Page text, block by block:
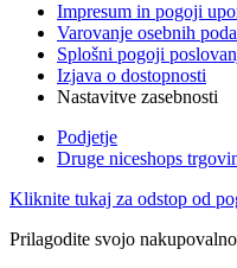
Impresum in pogoji
Varovanje osebnih
Splošni pogoji
Izjava o dostopnosti
Nastavitve zasebnosti
Podjetje
Druge niceshops
Kliknite tukaj za odstop od
Prilagodite svojo